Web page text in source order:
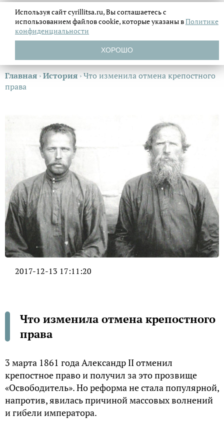
Главная ›История ›Что изменила отмена крепостного
права
2017-12-13 17:11:20
Что изменила отмена крепостного
права
3 марта 1861 года Александр II отменил
крепостное право и получил за это прозвище
«Освободитель». Но реформа не стала популярной,
напротив, явилась причиной массовых волнений
и гибели императора.
Используя сайт cyrillitsa.ru, Вы соглашаетесь с
использованием файловcookie, которые указаны вПолитике
конфиденциальности
ХОРОШО